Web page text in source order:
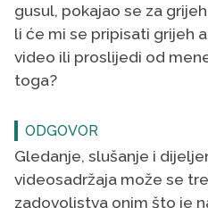
gusul, pokajao se za
li će mi se pripisati grijeh
video ili proslijedi od
toga?
ODGOVOR
Gledanje, slušanje i
videosadržaja može se
zadovoljstva onim što je